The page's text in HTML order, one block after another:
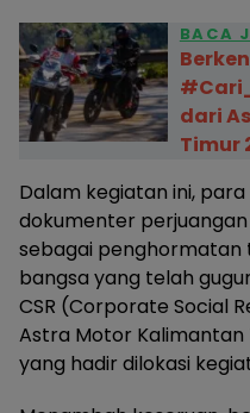
BACA
dari
Timur
Dalam kegiatan ini,
dokumenter
sebagai
bangsa yang telah
CSR (Corporate Social
Astra Motor Kalimantan
yang hadir dilokasi